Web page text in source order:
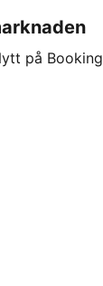
på